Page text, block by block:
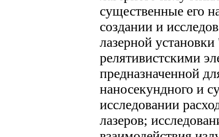
существенные его
создании и
лазерной
релятивистскими
предназначенной
наносекундного и
исследовании
лазеров;